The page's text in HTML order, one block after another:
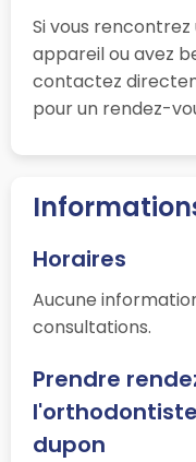
Si vous
appareil ou avez
contactez
pour un rendez-
Horaires
Aucune
consultations.
Prendre
dupon